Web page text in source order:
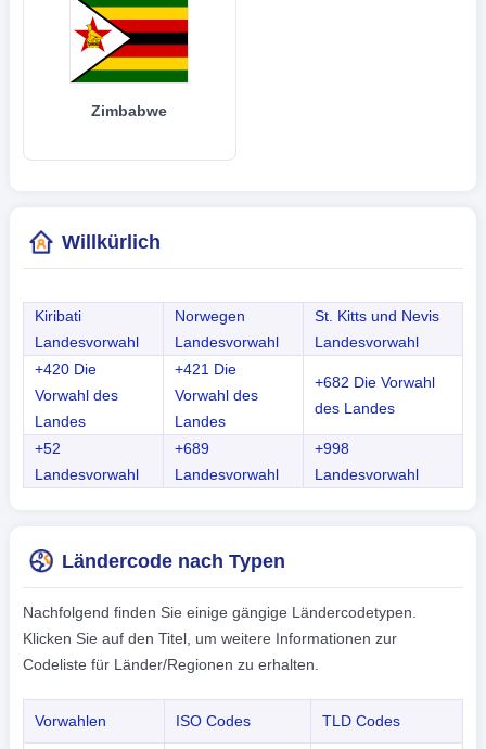
Zimbabwe
Willkürlich
Kiribati
Landesvorwahl
Norwegen
Landesvorwahl
St. Kitts und Nevis
Landesvorwahl
+420 Die
Vorwahl des
Landes
+421 Die
Vorwahl des
Landes
+682 Die Vorwahl
des Landes
+52
Landesvorwahl
+689
Landesvorwahl
+998
Landesvorwahl
Ländercode nach Typen
Nachfolgend finden Sie einige gängige Ländercodetypen.
Klicken Sie auf den Titel, um weitere Informationen zur
Codeliste für Länder/Regionen zu erhalten.
Vorwahlen ISO Codes TLD Codes